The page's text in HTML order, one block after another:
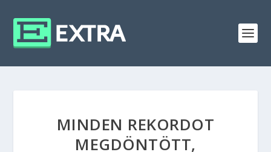
MINDEN REKORDOT
MEGDÖNTÖTT,